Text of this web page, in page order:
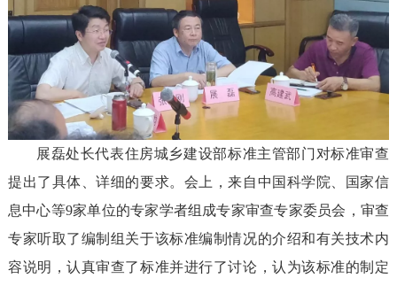
展磊处长代表住房城乡建设部标准主管部门对标准审查
提出了具体、详细的要求。会上，来自中国科学院、国家信
息中心等9家单位的专家学者组成专家审查专家委员会，审查
专家听取了编制组关于该标准编制情况的介绍和有关技术内
容说明，认真审查了标准并进行了讨论，认为该标准的制定